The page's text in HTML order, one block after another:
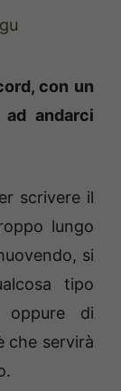
con un
andarci
scrivere il
lungo
si
tipo
oppure di
che servirà